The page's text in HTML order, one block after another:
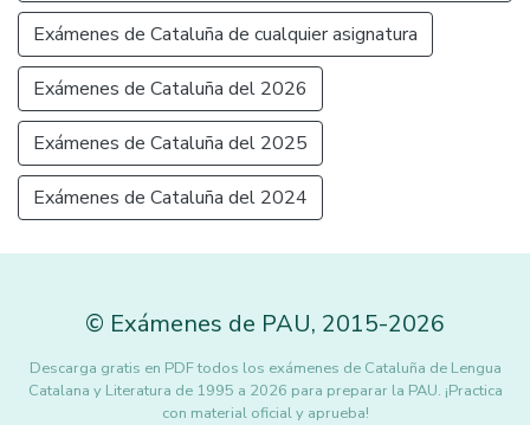
Exámenes de Cataluña de cualquier asignatura
Exámenes de Cataluña del 2026
Exámenes de Cataluña del 2025
Exámenes de Cataluña del 2024
© Exámenes de PAU, 2015-2026
Descarga gratis en PDF todos los exámenes de Cataluña de Lengua
Catalana y Literatura de 1995 a 2026 para preparar la PAU. ¡Practica
con material oficial y aprueba!